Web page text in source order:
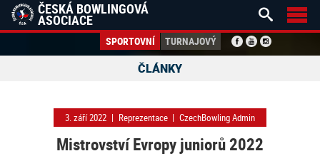
ČESKÁ BOWLINGOVÁ
ASOCIACE
SPORTOVNÍ TURNAJOVÝ
 
ČLÁNKY
3. září 2022 | Reprezentace | CzechBowling Admin
Mistrovství Evropy juniorů 2022